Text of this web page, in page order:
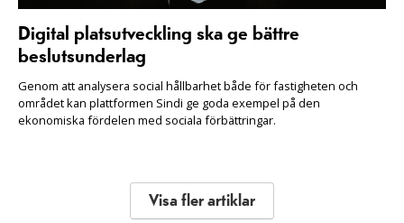
Digital platsutveckling ska ge bättre
beslutsunderlag
Genom att analysera social hållbarhet både för fastigheten och
området kan plattformen Sindi ge goda exempel på den
ekonomiska fördelen med sociala förbättringar.
Visa fler artiklar